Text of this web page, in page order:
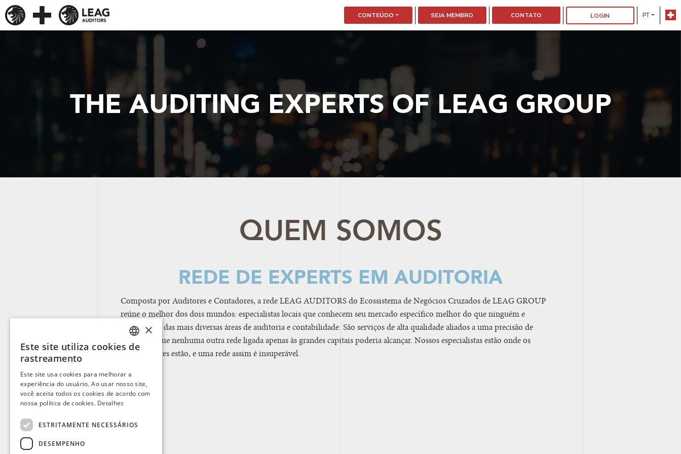
CONTEÚDO SEJA MEMBRO CONTATO LOGIN PT
THE AUDITING EXPERTS OF LEAG GROUP
QUEM SOMOS
REDE DE EXPERTS EM AUDITORIA
Composta por Auditores e Contadores, a rede LEAG AUDITORS do Ecossistema de Negócios Cruzados de LEAG GROUP
reúne o melhor dos dois mundos: especialistas locais que conhecem seu mercado específico melhor do que ninguém e
especialistas das mais diversas áreas de auditoria e contabilidade. São serviços de alta qualidade aliados a uma precisão de
resultados que nenhuma outra rede ligada apenas às grandes capitais poderia alcançar. Nossos especialistas estão onde os
consumidores estão, e uma rede assim é insuperável.
PORTUGUESE
SPANISH
FRENCH
×
Este site utiliza cookies de
rastreamento
Este site usa cookies para melhorar a
experiência do usuário. Ao usar nosso site,
você aceita todos os cookies de acordo com
nossa política de cookies. Detalhes
ESTRITAMENTE NECESSÁRIOS
DESEMPENHO